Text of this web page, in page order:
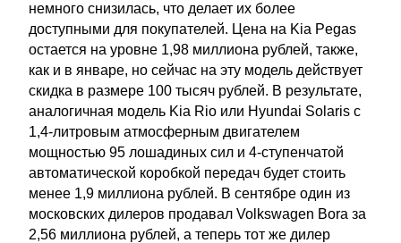
немного снизилась, что делает их более
доступными для покупателей. Цена на Kia Pegas
остается на уровне 1,98 миллиона рублей, также,
как и в январе, но сейчас на эту модель действует
скидка в размере 100 тысяч рублей. В результате,
аналогичная модель Kia Rio или Hyundai Solaris с
1,4-литровым атмосферным двигателем
мощностью 95 лошадиных сил и 4-ступенчатой
автоматической коробкой передач будет стоить
менее 1,9 миллиона рублей. В сентябре один из
московских дилеров продавал Volkswagen Bora за
2,56 миллиона рублей, а теперь тот же дилер